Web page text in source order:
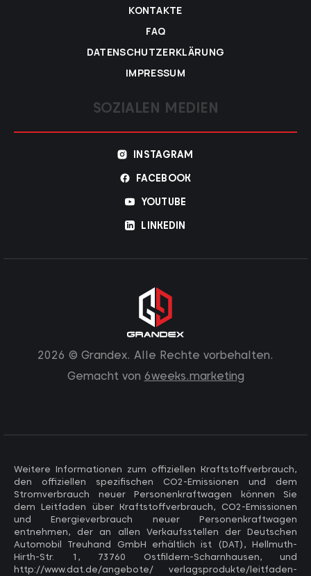
KONTAKTE
FAQ
DATENSCHUTZERKLÄRUNG
IMPRESSUM
SOZIALEN MEDIEN
INSTAGRAM
FACEBOOK
YOUTUBE
LINKEDIN
2026 © Grandex. Alle Rechte vorbehalten.
Gemacht von 6weeks.marketing
Weitere Informationen zum offiziellen Kraftstoffverbrauch,
den offiziellen spezifischen CO2-Emissionen und dem
Stromverbrauch neuer Personenkraftwagen können Sie
dem Leitfaden über Kraftstoffverbrauch, CO2-Emissionen
und Energieverbrauch neuer Personenkraftwagen
entnehmen, der an allen Verkaufsstellen der Deutschen
Automobil Treuhand GmbH erhältlich ist (DAT), Hellmuth-
Hirth-Str. 1, 73760 Ostfildern-Scharnhausen, und
http://www.dat.de/angebote/ verlagsprodukte/leitfaden-